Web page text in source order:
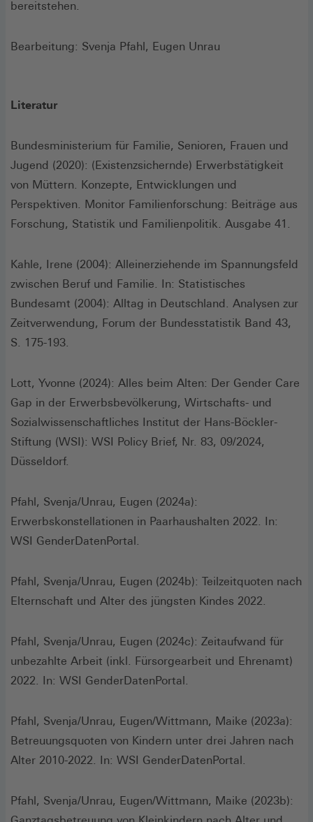
bereitstehen.
Bearbeitung: Svenja Pfahl, Eugen Unrau
Literatur
Bundesministerium für Familie, Senioren, Frauen und
Jugend (2020): (Existenzsichernde) Erwerbstätigkeit
von Müttern. Konzepte, Entwicklungen und
Perspektiven. Monitor Familienforschung: Beiträge aus
Forschung, Statistik und Familienpolitik. Ausgabe 41.
Kahle, Irene (2004): Alleinerziehende im Spannungsfeld
zwischen Beruf und Familie. In: Statistisches
Bundesamt (2004): Alltag in Deutschland. Analysen zur
Zeitverwendung, Forum der Bundesstatistik Band 43,
S. 175-193.
Lott, Yvonne (2024): Alles beim Alten: Der Gender Care
Gap in der Erwerbsbevölkerung, Wirtschafts- und
Sozialwissenschaftliches Institut der Hans-Böckler-
Stiftung (WSI): WSI Policy Brief, Nr. 83, 09/2024,
Düsseldorf.
Pfahl, Svenja/Unrau, Eugen (2024a):
Erwerbskonstellationen in Paarhaushalten 2022. In:
WSI GenderDatenPortal.
Pfahl, Svenja/Unrau, Eugen (2024b): Teilzeitquoten nach
Elternschaft und Alter des jüngsten Kindes 2022.
Pfahl, Svenja/Unrau, Eugen (2024c): Zeitaufwand für
unbezahlte Arbeit (inkl. Fürsorgearbeit und Ehrenamt)
2022. In: WSI GenderDatenPortal.
Pfahl, Svenja/Unrau, Eugen/Wittmann, Maike (2023a):
Betreuungsquoten von Kindern unter drei Jahren nach
Alter 2010-2022. In: WSI GenderDatenPortal.
Pfahl, Svenja/Unrau, Eugen/Wittmann, Maike (2023b):